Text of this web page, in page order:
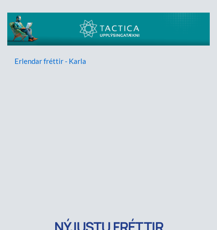
Erlendar fréttir - Karla